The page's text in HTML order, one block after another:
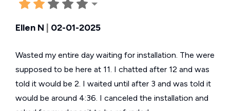
Ellen N | 02-01-2025
Wasted my entire day waiting for installation. The were
supposed to be here at 11. I chatted after 12 and was
told it would be 2. I waited until after 3 and was told it
would be around 4:36. I canceled the installation and